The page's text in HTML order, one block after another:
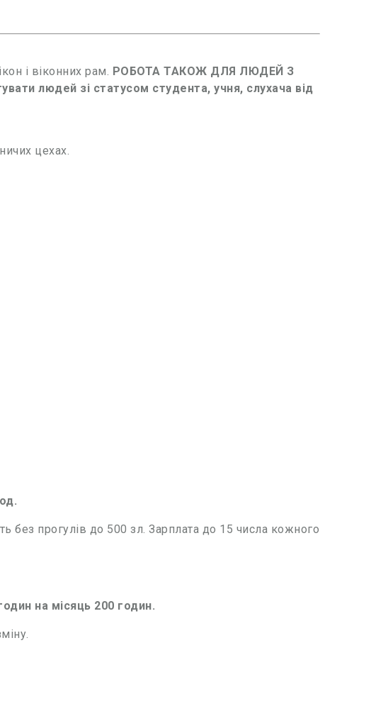
і віконних рам. РОБОТА ТАКОЖ ДЛЯ ЛЮДЕЙ З
людей зі статусом студента, учня, слухача від
цехах.
без прогулів до 500 зл. Зарплата до 15 числа кожного
на місяць 200 годин.